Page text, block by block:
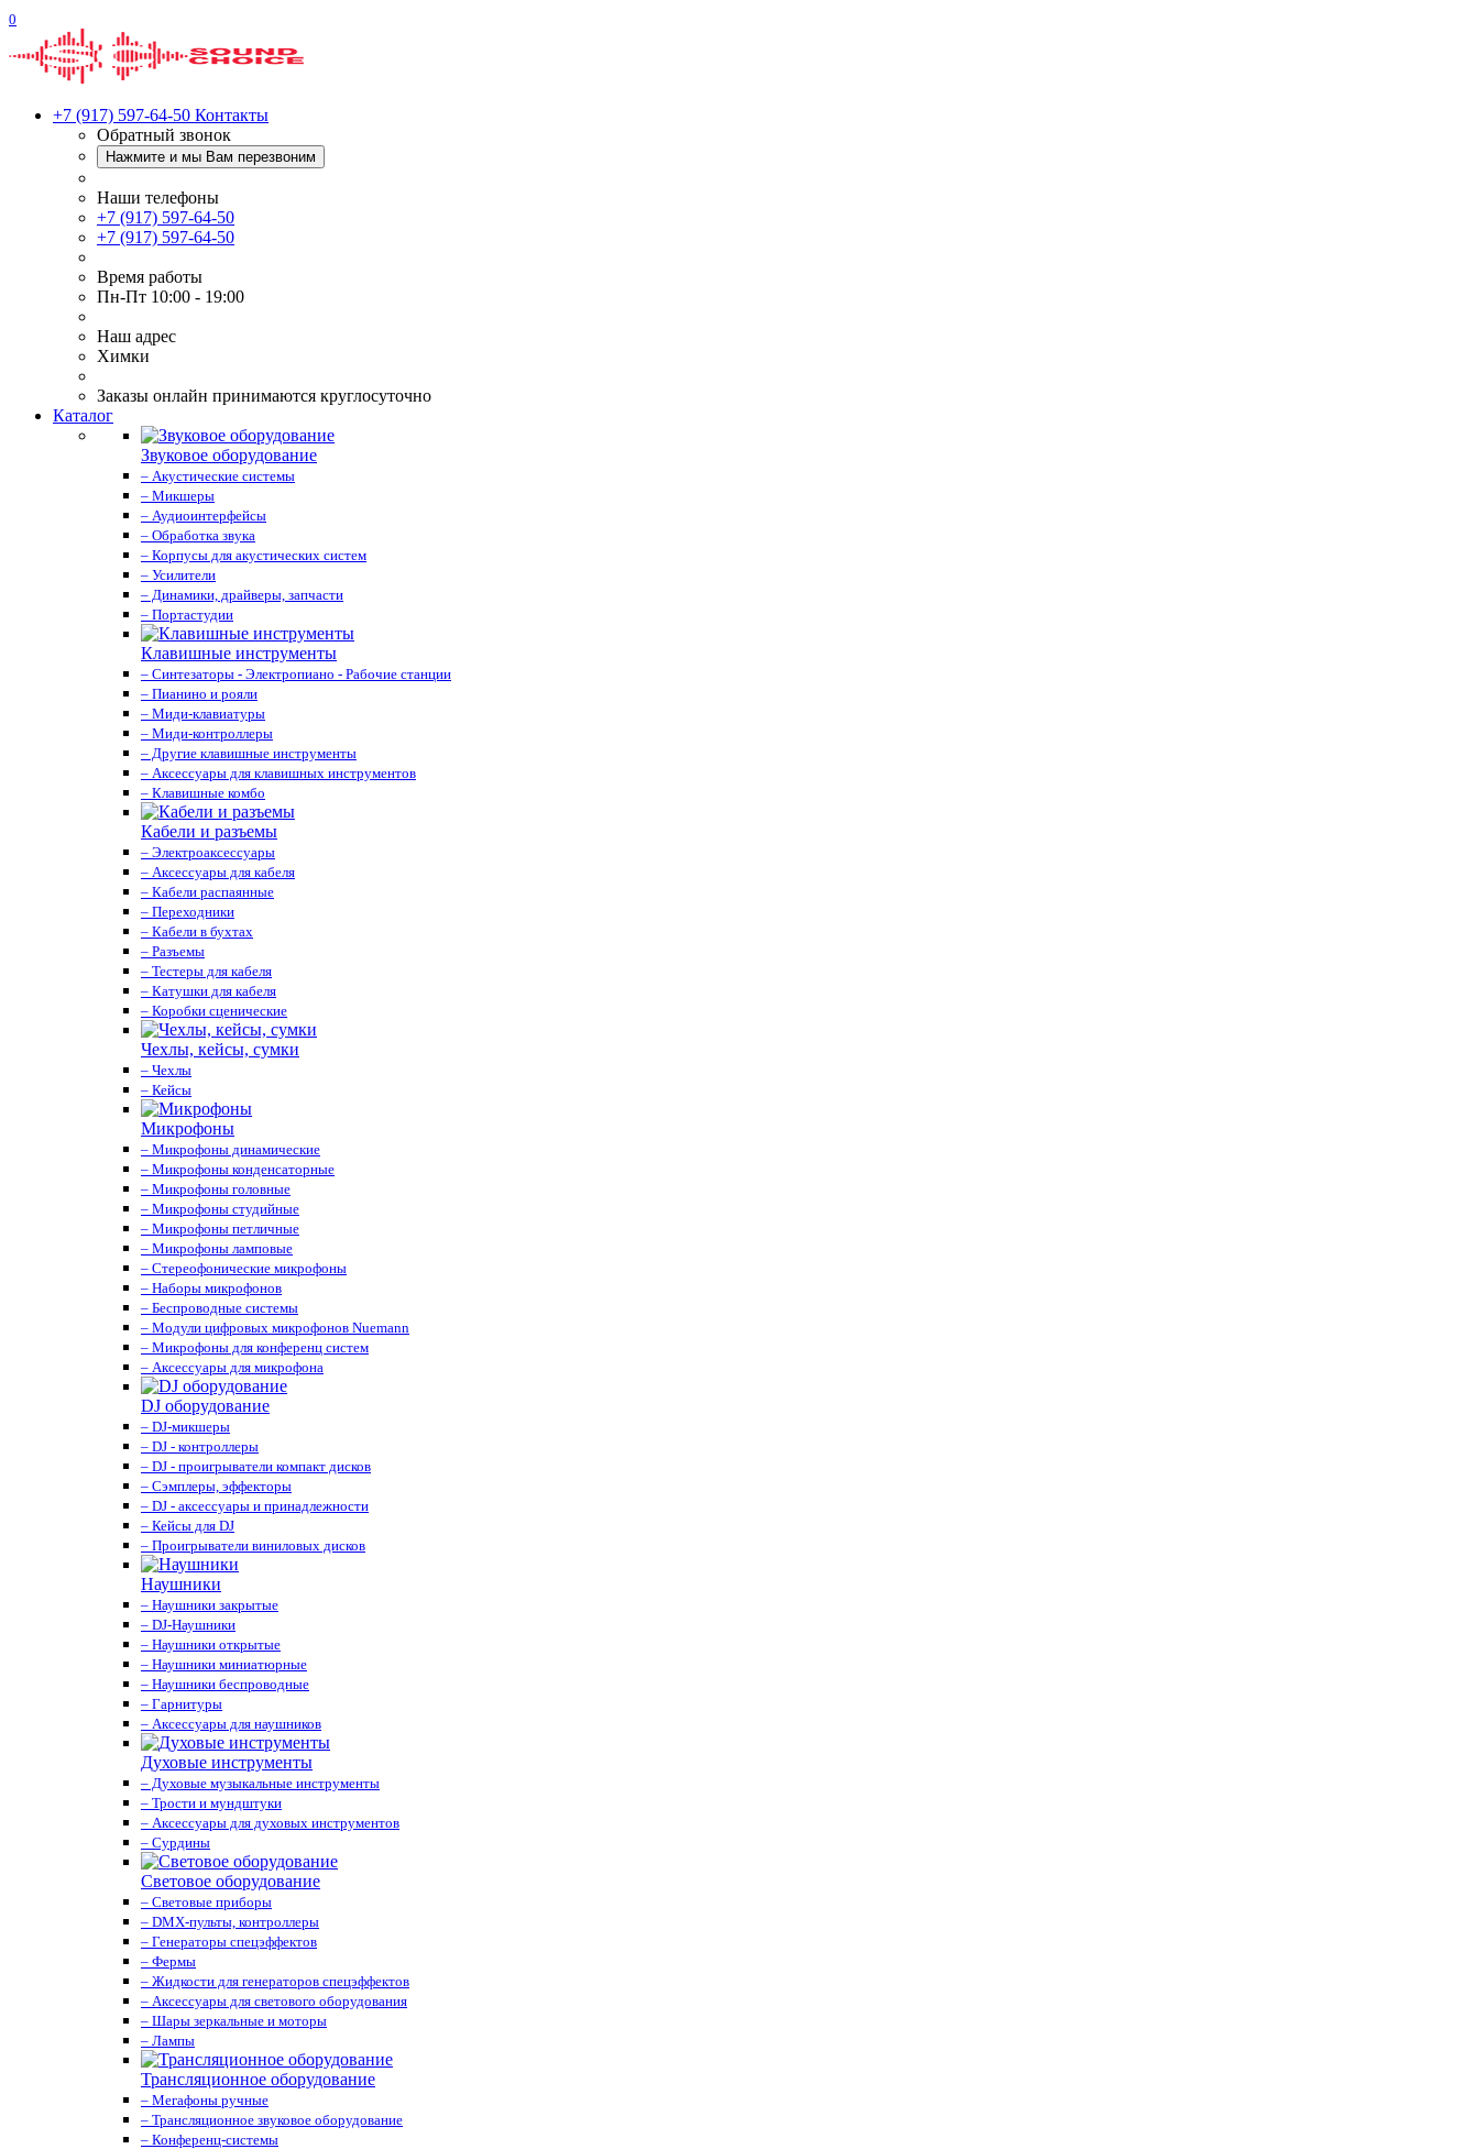
0
+7 (917) 597-64-50 Контакты
Обратный звонок
Нажмите и мы Вам перезвоним
Наши телефоны
+7 (917) 597-64-50
+7 (917) 597-64-50
Время работы
Пн-Пт 10:00 - 19:00
Наш адрес
Химки
Заказы онлайн принимаются круглосуточно
Каталог
Звуковое оборудование
– Акустические системы
– Микшеры
– Аудиоинтерфейсы
– Обработка звука
– Корпусы для акустических систем
– Усилители
– Динамики, драйверы, запчасти
– Портастудии
Клавишные инструменты
– Синтезаторы - Электропиано - Рабочие станции
– Пианино и рояли
– Миди-клавиатуры
– Миди-контроллеры
– Другие клавишные инструменты
– Аксессуары для клавишных инструментов
– Клавишные комбо
Кабели и разъемы
– Электроаксессуары
– Аксессуары для кабеля
– Кабели распаянные
– Переходники
– Кабели в бухтах
– Разъемы
– Тестеры для кабеля
– Катушки для кабеля
– Коробки сценические
Чехлы, кейсы, сумки
– Чехлы
– Кейсы
Микрофоны
– Микрофоны динамические
– Микрофоны конденсаторные
– Микрофоны головные
– Микрофоны студийные
– Микрофоны петличные
– Микрофоны ламповые
– Стереофонические микрофоны
– Наборы микрофонов
– Беспроводные системы
– Модули цифровых микрофонов Nuemann
– Микрофоны для конференц систем
– Аксессуары для микрофона
DJ оборудование
– DJ-микшеры
– DJ - контроллеры
– DJ - проигрыватели компакт дисков
– Сэмплеры, эффекторы
– DJ - аксессуары и принадлежности
– Кейсы для DJ
– Проигрыватели виниловых дисков
Наушники
– Наушники закрытые
– DJ-Наушники
– Наушники открытые
– Наушники миниатюрные
– Наушники беспроводные
– Гарнитуры
– Аксессуары для наушников
Духовые инструменты
– Духовые музыкальные инструменты
– Трости и мундштуки
– Аксессуары для духовых инструментов
– Сурдины
Световое оборудование
– Световые приборы
– DMX-пульты, контроллеры
– Генераторы спецэффектов
– Фермы
– Жидкости для генераторов спецэффектов
– Аксессуары для светового оборудования
– Шары зеркальные и моторы
– Лампы
Трансляционное оборудование
– Мегафоны ручные
– Трансляционное звуковое оборудование
– Конференц-системы